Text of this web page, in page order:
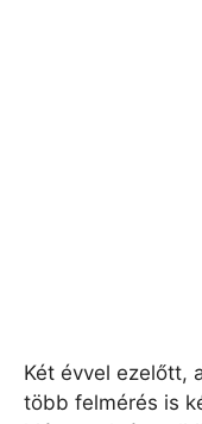
Két évvel ezelőtt,
több felmérés is